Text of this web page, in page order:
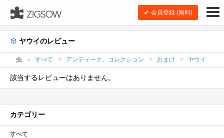
会員登録 (無料)
ヤウイのレビュー
すべて アンティーク、コレクション おまけ ヤウイ
該当するレビューはありません。
カテゴリー
すべて